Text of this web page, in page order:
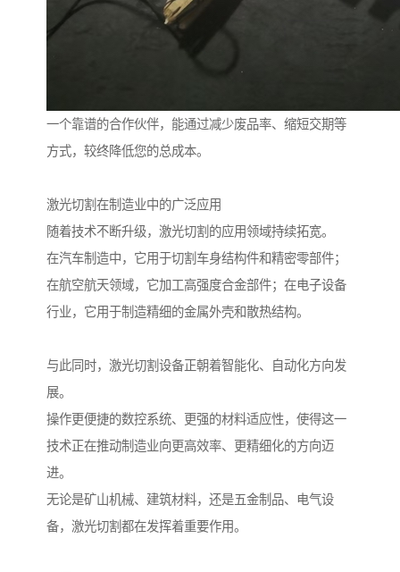
一个靠谱的合作伙伴，能通过减少废品率、缩短交期等
方式，较终降低您的总成本。
激光切割在制造业中的广泛应用
随着技术不断升级，激光切割的应用领域持续拓宽。
在汽车制造中，它用于切割车身结构件和精密零部件；
在航空航天领域，它加工高强度合金部件；在电子设备
行业，它用于制造精细的金属外壳和散热结构。
与此同时，激光切割设备正朝着智能化、自动化方向发
展。
操作更便捷的数控系统、更强的材料适应性，使得这一
技术正在推动制造业向更高效率、更精细化的方向迈
进。
无论是矿山机械、建筑材料，还是五金制品、电气设
备，激光切割都在发挥着重要作用。